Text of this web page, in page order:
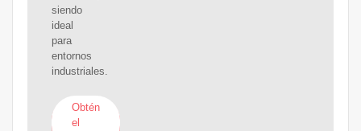
siendo
ideal
para
entornos
industriales.
Obtén
el